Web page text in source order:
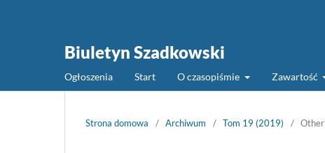
Biuletyn Szadkowski
Ogłoszenia Start O czasopiśmie Zawartość
Strona domowa / Archiwum / Tom 19 (2019) / Other